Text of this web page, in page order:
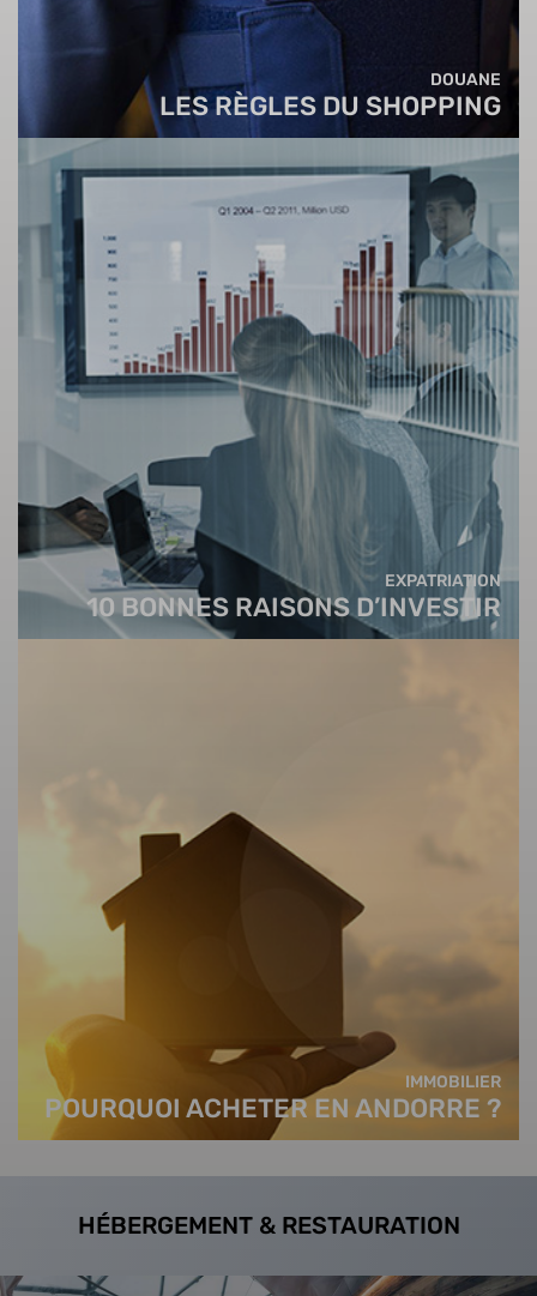
DOUANE
LES RÈGLES DU SHOPPING
EXPATRIATION
10 BONNES RAISONS D’INVESTIR
IMMOBILIER
POURQUOI ACHETER EN ANDORRE ?
HÉBERGEMENT & RESTAURATION